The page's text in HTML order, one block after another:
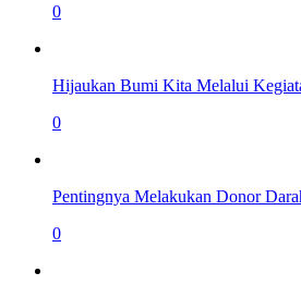
0
Hijaukan Bumi Kita Melalui
0
Pentingnya Melakukan Donor
0